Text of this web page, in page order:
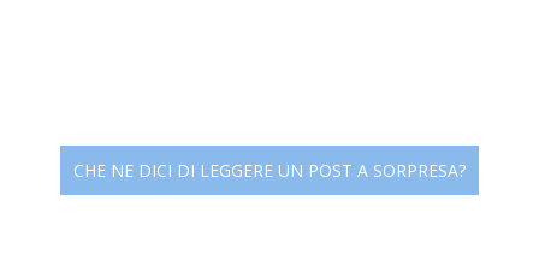
CHE NE DICI DI LEGGERE UN POST A SORPRESA?